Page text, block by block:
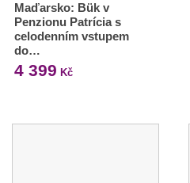
Maďarsko: Bük v
Penzionu Patrícia s
celodenním vstupem
do…
4 399 Kč